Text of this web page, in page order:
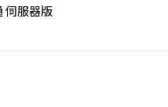
伺服器版